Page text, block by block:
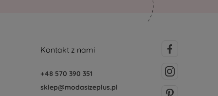
Kontakt z nami
+48 570 390 351
sklep@modasizeplus.pl